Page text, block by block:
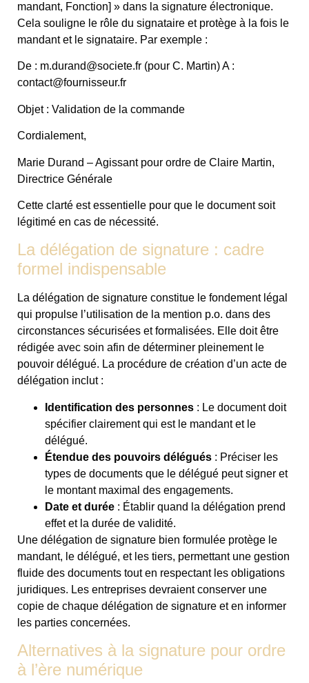
mandant, Fonction] » dans la signature électronique.
Cela souligne le rôle du signataire et protège à la fois le
mandant et le signataire. Par exemple :
De : m.durand@societe.fr (pour C. Martin) A :
contact@fournisseur.fr
Objet : Validation de la commande
Cordialement,
Marie Durand – Agissant pour ordre de Claire Martin,
Directrice Générale
Cette clarté est essentielle pour que le document soit
légitimé en cas de nécessité.
La délégation de signature : cadre
formel indispensable
La délégation de signature constitue le fondement légal
qui propulse l’utilisation de la mention p.o. dans des
circonstances sécurisées et formalisées. Elle doit être
rédigée avec soin afin de déterminer pleinement le
pouvoir délégué. La procédure de création d’un acte de
délégation inclut :
Identification des personnes : Le document doit
spécifier clairement qui est le mandant et le
délégué.
Étendue des pouvoirs délégués : Préciser les
types de documents que le délégué peut signer et
le montant maximal des engagements.
Date et durée : Établir quand la délégation prend
effet et la durée de validité.
Une délégation de signature bien formulée protège le
mandant, le délégué, et les tiers, permettant une gestion
fluide des documents tout en respectant les obligations
juridiques. Les entreprises devraient conserver une
copie de chaque délégation de signature et en informer
les parties concernées.
Alternatives à la signature pour ordre
à l’ère numérique